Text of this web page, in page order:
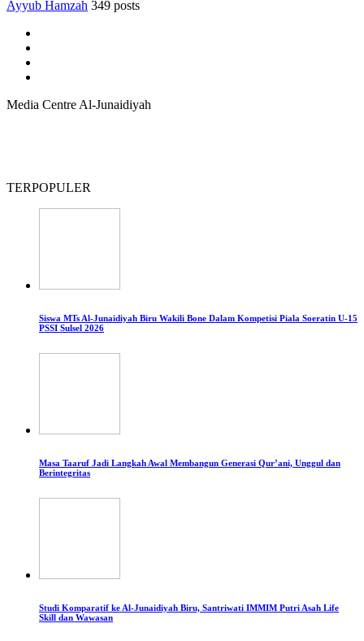
Ayyub Hamzah 349 posts
Media Centre Al-Junaidiyah
TERPOPULER
Siswa MTs Al-Junaidiyah Biru Wakili Bone Dalam Kompetisi Piala Soeratin U-15
PSSI Sulsel 2026
Masa Taaruf Jadi Langkah Awal Membangun Generasi Qur’ani, Unggul dan
Berintegritas
Studi Komparatif ke Al-Junaidiyah Biru, Santriwati IMMIM Putri Asah Life
Skill dan Wawasan